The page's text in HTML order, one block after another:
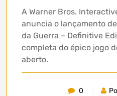
A Warner Bros.
anuncia o lançamento
da Guerra – Definitive
completa do épico jogo
aberto.
0